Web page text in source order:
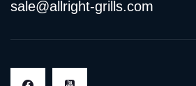
sale@allright-grills.com